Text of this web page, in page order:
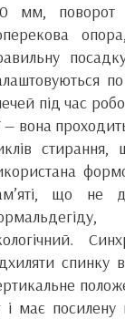
мм, поворот
під час
— вона
стирання,
що не
спинку
і має посилену